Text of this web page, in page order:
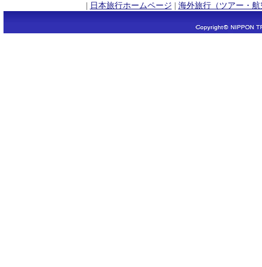
| 日本旅行ホームページ | 海外旅行（ツアー・航